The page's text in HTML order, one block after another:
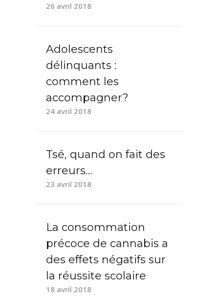
26 avril 2018
Adolescents
délinquants :
comment les
accompagner?
24 avril 2018
Tsé, quand on fait des
erreurs…
23 avril 2018
La consommation
précoce de cannabis a
des effets négatifs sur
la réussite scolaire
18 avril 2018